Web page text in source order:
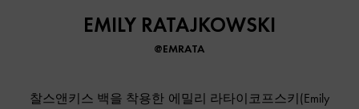
EMILY RATAJKOWSKI
@EMRATA
찰스앤키스 백을 착용한 에밀리 라타이코프스키(Emily